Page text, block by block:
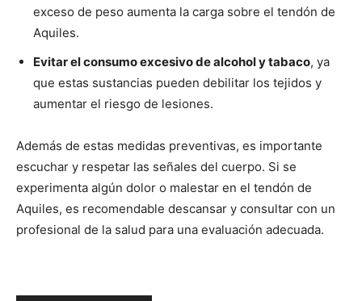
exceso de peso aumenta la carga sobre el tendón de
Aquiles.
Evitar el consumo excesivo de alcohol y tabaco, ya
que estas sustancias pueden debilitar los tejidos y
aumentar el riesgo de lesiones.
Además de estas medidas preventivas, es importante
escuchar y respetar las señales del cuerpo. Si se
experimenta algún dolor o malestar en el tendón de
Aquiles, es recomendable descansar y consultar con un
profesional de la salud para una evaluación adecuada.